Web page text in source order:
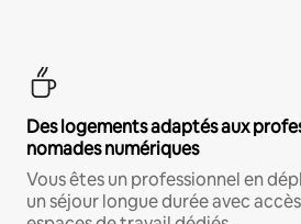
Des logements adaptés aux
nomades numériques
Vous êtes un professionnel en
un séjour longue durée avec